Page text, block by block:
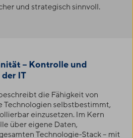
und strategisch sinnvoll.
– Kontrolle und
IT
die Fähigkeit von
Technologien selbstbestimmt,
einzusetzen. Im Kern
über eigene Daten,
Technologie-Stack – mit